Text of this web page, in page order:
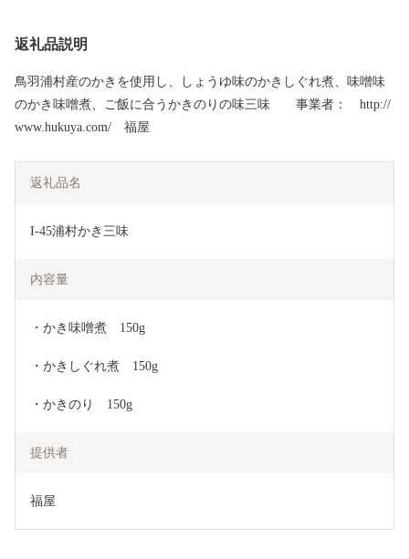
返礼品説明
鳥羽浦村産のかきを使用し、しょうゆ味のかきしぐれ煮、味噌味
のかき味噌煮、ご飯に合うかきのりの味三味 事業者： http://
www.hukuya.com/ 福屋
返礼品名
I-45浦村かき三味
内容量
・かき味噌煮　150g
・かきしぐれ煮　150g
・かきのり　150g
提供者
福屋